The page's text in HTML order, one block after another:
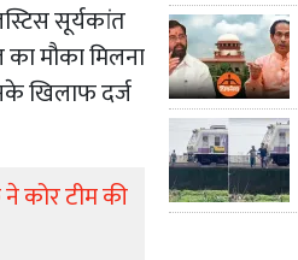
सूर्यकांत
मौका मिलना
खिलाफ दर्ज
कोर टीम की